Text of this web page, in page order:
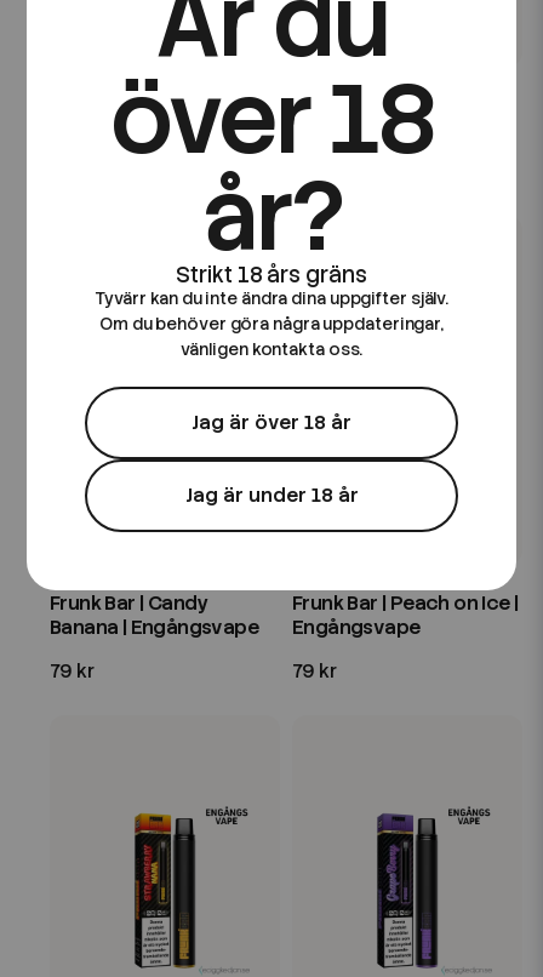
Frunk Bar | Blue Razz
Cherry | Engångsvape
Frunk Bar | Blueberry
Fusion | Engångsvape
Frunk Bar | Candy
Banana | Engångsvape
79 kr
Frunk Bar | Peach on Ice |
Engångsvape
79 kr
över 18
år?
Tyvärr kan du inte ändra dina uppgifter själv.
Om du behöver göra några uppdateringar,
vänligen kontakta oss.
Jag är över 18 år
Jag är under 18 år